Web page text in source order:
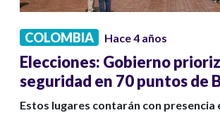
COLOMBIA Hace 4 años
Elecciones: Gobierno
seguridad en 70 puntos de
Estos lugares contarán con presencia